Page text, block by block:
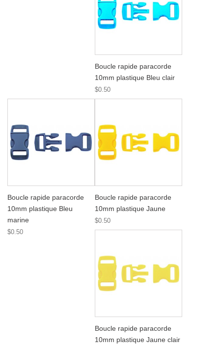
Boucle rapide paracorde
10mm plastique Bleu clair
$0.50
Boucle rapide paracorde
10mm plastique Bleu
marine
$0.50
Boucle rapide paracorde
10mm plastique Jaune
$0.50
Boucle rapide paracorde
10mm plastique Jaune clair